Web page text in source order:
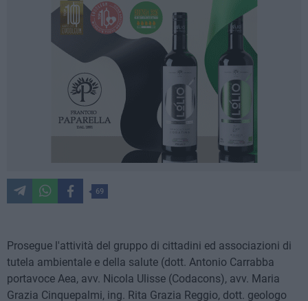
69
Prosegue l'attività del gruppo di cittadini ed associazioni di
tutela ambientale e della salute (dott. Antonio Carrabba
portavoce Aea, avv. Nicola Ulisse (Codacons), avv. Maria
Grazia Cinquepalmi, ing. Rita Grazia Reggio, dott. geologo